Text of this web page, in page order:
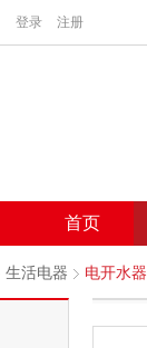
登录 注册
首页
生活电器 电开水器